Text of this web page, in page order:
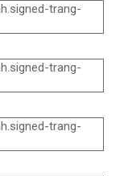
trang-
trang-
trang-